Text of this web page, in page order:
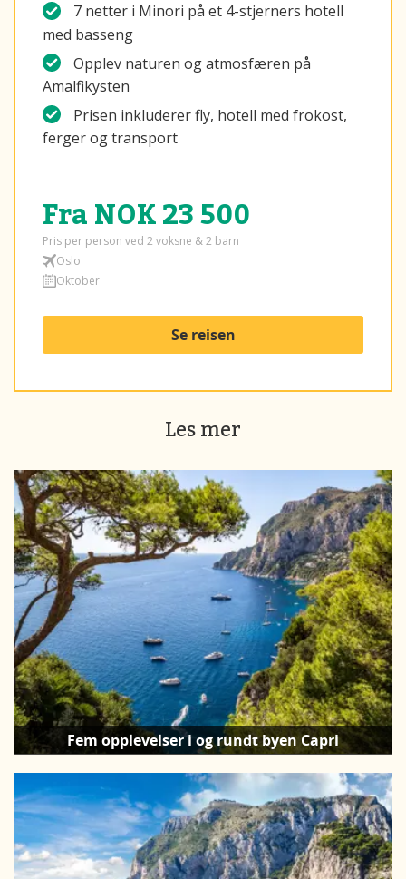
7 netter i Minori på et 4-stjerners hotell
med basseng
Opplev naturen og atmosfæren på
Amalfikysten
Prisen inkluderer fly, hotell med frokost,
ferger og transport
Fra NOK 23 500
Pris per person ved 2 voksne & 2 barn
Oslo
Oktober
Se reisen
Les mer
Fem opplevelser i og rundt byen Capri